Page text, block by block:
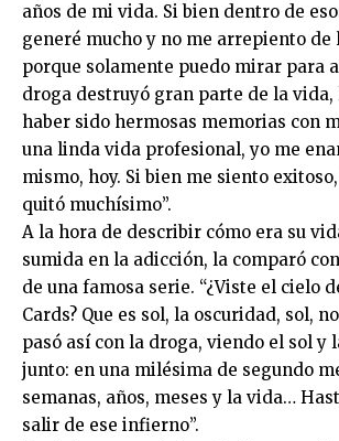
años de mi vida. Si bien dentro de
generé mucho y no me arrepiento de
porque solamente puedo mirar para
droga destruyó gran parte de la
haber sido hermosas memorias con
una linda vida profesional, yo me
mismo, hoy. Si bien me siento
quitó muchísimo”.
A la hora de describir cómo era su
sumida en la adicción, la comparó
de una famosa serie. “¿Viste el cielo
Cards? Que es sol, la oscuridad, sol,
pasó así con la droga, viendo el sol y
junto: en una milésima de segundo
semanas, años, meses y la vida…
salir de ese infierno”.